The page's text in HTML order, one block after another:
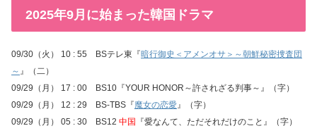
2025年9月に始まった韓国ドラマ
09/30（火） 10 : 55 BSテレ東『暗行御史＜アメンオサ＞～朝鮮秘密捜査団
～ 』（二）
09/29（月） 17 : 00 BS10『YOUR HONOR～許されざる判事～』（字）
09/29（月） 12 : 29 BS-TBS『魔女の恋愛』（字）
09/29（月） 05 : 30 BS12 中国
『愛なんて、ただそれだけのこと』（字）